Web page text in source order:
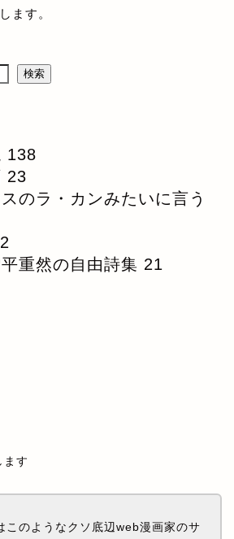
ます。
検索
138
23
のラ・カンみたいに言う
重然の自由詩集 21
ます
このようなクソ底辺web漫画家のサ